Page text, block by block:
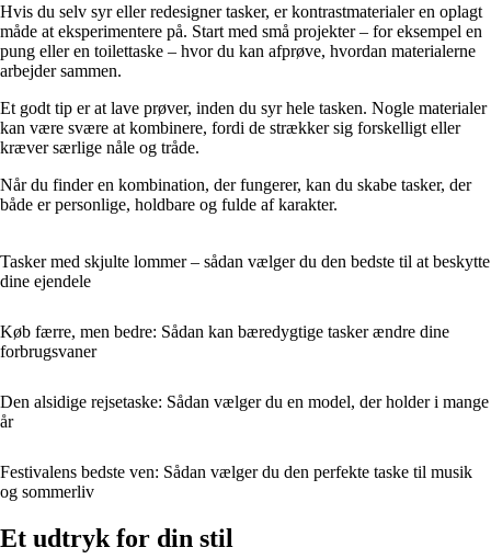
Hvis du selv syr eller redesigner tasker, er kontrastmaterialer en oplagt
måde at eksperimentere på. Start med små projekter – for eksempel en
pung eller en toilettaske – hvor du kan afprøve, hvordan materialerne
arbejder sammen.
Et godt tip er at lave prøver, inden du syr hele tasken. Nogle materialer
kan være svære at kombinere, fordi de strækker sig forskelligt eller
kræver særlige nåle og tråde.
Når du finder en kombination, der fungerer, kan du skabe tasker, der
både er personlige, holdbare og fulde af karakter.
Tasker med skjulte lommer – sådan vælger du den bedste til at beskytte
dine ejendele
Køb færre, men bedre: Sådan kan bæredygtige tasker ændre dine
forbrugsvaner
Den alsidige rejsetaske: Sådan vælger du en model, der holder i mange
år
Festivalens bedste ven: Sådan vælger du den perfekte taske til musik
og sommerliv
Et udtryk for din stil